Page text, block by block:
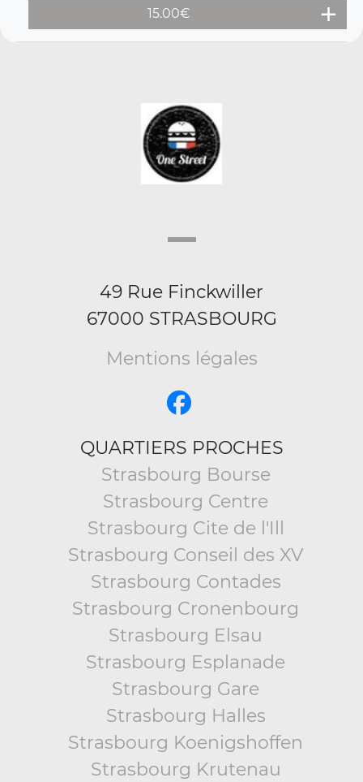
15.00€
49 Rue Finckwiller
67000 STRASBOURG
Mentions légales
QUARTIERS PROCHES
Strasbourg Bourse
Strasbourg Centre
Strasbourg Cite de l'Ill
Strasbourg Conseil des XV
Strasbourg Contades
Strasbourg Cronenbourg
Strasbourg Elsau
Strasbourg Esplanade
Strasbourg Gare
Strasbourg Halles
Strasbourg Koenigshoffen
Strasbourg Krutenau